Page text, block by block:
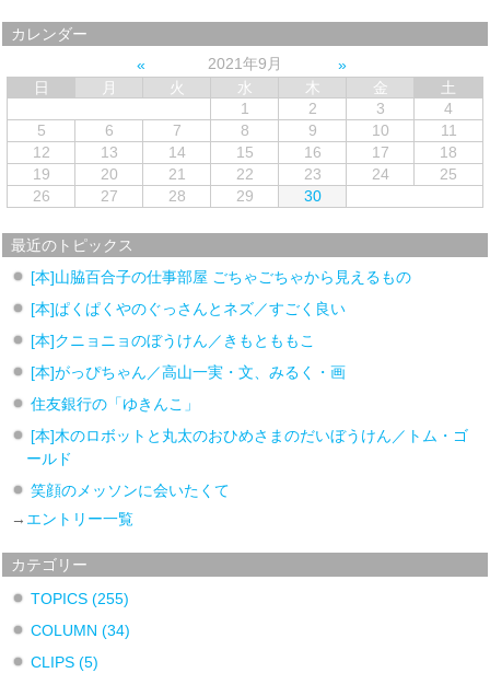
カレンダー
2021年9月
日
月 火 水 木 金
土
1
2 3
4
5
6 7 8 9 10
11
12
13 14 15 16 17
18
19
20 21 22 23 24
25
26
27 28 29 30
最近のトピックス
[本]山脇百合子の仕事部屋 ごちゃごちゃから見えるもの
[本]ぱくぱくやのぐっさんとネズ／すごく良い
[本]クニョニョのぼうけん／きもとももこ
[本]がっぴちゃん／高山一実・文、みるく・画
住友銀行の「ゆきんこ」
[本]木のロボットと丸太のおひめさまのだいぼうけん／トム・ゴ
ールド
笑顔のメッソンに会いたくて
→ エントリー一覧
カテゴリー
TOPICS(255)
COLUMN(34)
CLIPS(5)